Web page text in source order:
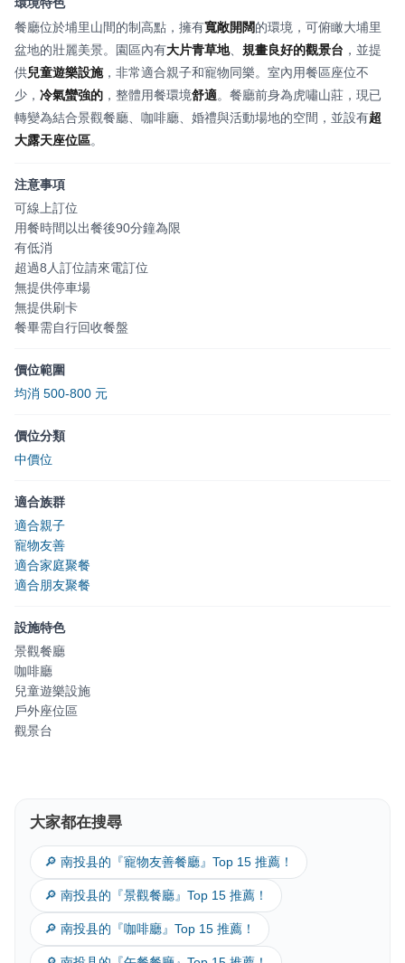
餐廳位於埔里山間的制高點，擁有寬敞開闊的環境，可俯瞰大埔里
盆地的壯麗美景。園區內有大片青草地、 規畫良好的觀景台 ，並提
供兒童遊樂設施，非常適合親子和寵物同樂。室內用餐區座位不
少， 冷氣蠻強的 ，整體用餐環境舒適。餐廳前身為虎嘯山莊，現已
轉變為結合景觀餐廳、咖啡廳、婚禮與活動場地的空間，並設有超
大露天座位區。
注意事項
可線上訂位
用餐時間以出餐後90分鐘為限
有低消
超過8人訂位請來電訂位
無提供停車場
無提供刷卡
餐畢需自行回收餐盤
價位範圍
均消 500-800 元
價位分類
中價位
適合族群
適合親子
寵物友善
適合家庭聚餐
適合朋友聚餐
設施特色
景觀餐廳
咖啡廳
兒童遊樂設施
戶外座位區
觀景台
大家都在搜尋
🔎 南投县的『寵物友善餐廳』Top 15 推薦！
🔎 南投县的『景觀餐廳』Top 15 推薦！
🔎 南投县的『咖啡廳』Top 15 推薦！